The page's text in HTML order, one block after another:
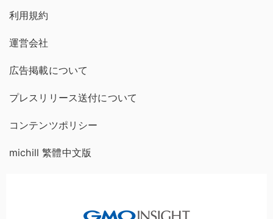
利用規約
運営会社
広告掲載について
プレスリリース送付について
コンテンツポリシー
michill 繁體中文版